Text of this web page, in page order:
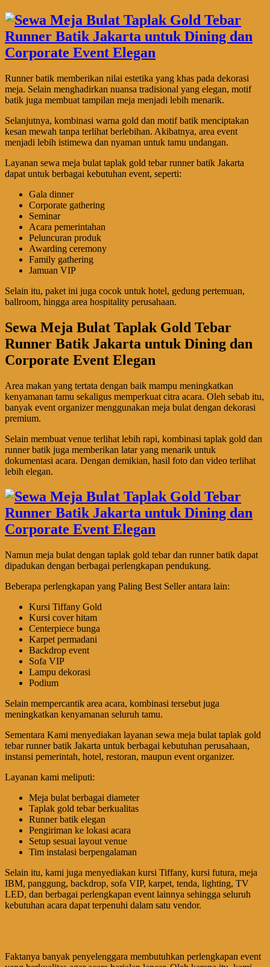
Runner batik memberikan nilai estetika yang khas pada dekorasi
meja. Selain menghadirkan nuansa tradisional yang elegan, motif
batik juga membuat tampilan meja menjadi lebih menarik.
Selanjutnya, kombinasi warna gold dan motif batik menciptakan
kesan mewah tanpa terlihat berlebihan. Akibatnya, area event
menjadi lebih istimewa dan nyaman untuk tamu undangan.
Layanan sewa meja bulat taplak gold tebar runner batik Jakarta
dapat untuk berbagai kebutuhan event, seperti:
Gala dinner
Corporate gathering
Seminar
Acara pemerintahan
Peluncuran produk
Awarding ceremony
Family gathering
Jamuan VIP
Selain itu, paket ini juga cocok untuk hotel, gedung pertemuan,
ballroom, hingga area hospitality perusahaan.
Sewa Meja Bulat Taplak Gold Tebar
Runner Batik Jakarta untuk Dining dan
Corporate Event Elegan
Area makan yang tertata dengan baik mampu meningkatkan
kenyamanan tamu sekaligus memperkuat citra acara. Oleh sebab itu,
banyak event organizer menggunakan meja bulat dengan dekorasi
premium.
Selain membuat venue terlihat lebih rapi, kombinasi taplak gold dan
runner batik juga memberikan latar yang menarik untuk
dokumentasi acara. Dengan demikian, hasil foto dan video terlihat
lebih elegan.
Namun meja bulat dengan taplak gold tebar dan runner batik dapat
dipadukan dengan berbagai perlengkapan pendukung.
Beberapa perlengkapan yang Paling Best Seller antara lain:
Kursi Tiffany Gold
Kursi cover hitam
Centerpiece bunga
Karpet permadani
Backdrop event
Sofa VIP
Lampu dekorasi
Podium
Selain mempercantik area acara, kombinasi tersebut juga
meningkatkan kenyamanan seluruh tamu.
Sementara Kami menyediakan layanan sewa meja bulat taplak gold
tebar runner batik Jakarta untuk berbagai kebutuhan perusahaan,
instansi pemerintah, hotel, restoran, maupun event organizer.
Layanan kami meliputi:
Meja bulat berbagai diameter
Taplak gold tebar berkualitas
Runner batik elegan
Pengiriman ke lokasi acara
Setup sesuai layout venue
Tim instalasi berpengalaman
Selain itu, kami juga menyediakan kursi Tiffany, kursi futura, meja
IBM, panggung, backdrop, sofa VIP, karpet, tenda, lighting, TV
LED, dan berbagai perlengkapan event lainnya sehingga seluruh
kebutuhan acara dapat terpenuhi dalam satu vendor.
Faktanya banyak penyelenggara membutuhkan perlengkapan event